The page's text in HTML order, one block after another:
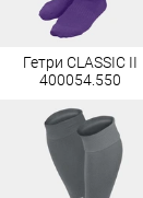
Гетри CLASSIC II
400054.550